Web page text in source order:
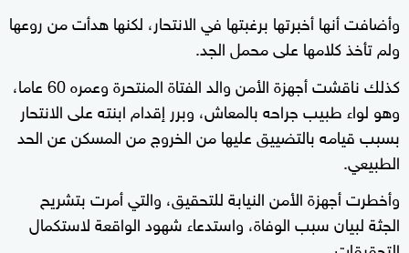
وأضافت أنها أخبرتها برغبتها في الانتحار، لكنها هدأت من روعها
ولم تأخذ كلامها على محمل الجد.
كذلك ناقشت أجهزة الأمن والد الفتاة المنتحرة وعمره 60 عاما،
وهو لواء طبيب جراحه بالمعاش، وبرر إقدام ابنته على الانتحار
بسبب قيامه بالتضييق عليها من الخروج من المسكن عن الحد
الطبيعي.
وأخطرت أجهزة الأمن النيابة للتحقيق، والتي أمرت بتشريح
الجثة لبيان سبب الوفاة، واستدعاء شهود الواقعة لاستكمال